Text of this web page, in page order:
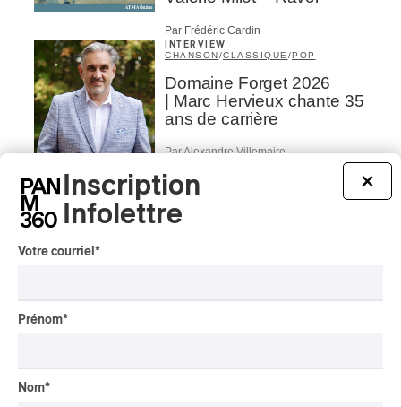
Par Frédéric Cardin
INTERVIEW
CHANSON/CLASSIQUE /POP
Domaine Forget 2026
| Marc Hervieux chante 35
ans de carrière
Par Alexandre Villemaire
HIP HOP
MAORI TRADITIONAL MUSIC
Présence Autochtone I
Par Michel Labrecque
×
Inscription
Infolettre
Votre courriel *
Prénom*
Nom*